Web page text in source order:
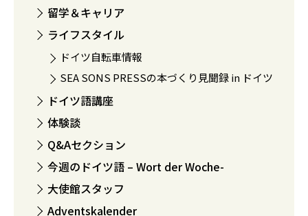
留学＆キャリア
ライフスタイル
ドイツ自転車情報
SEA SONS PRESSの本づくり見聞録 in ドイツ
ドイツ語講座
体験談
Q&Aセクション
今週のドイツ語 – Wort der Woche-
大使館スタッフ
Adventskalender